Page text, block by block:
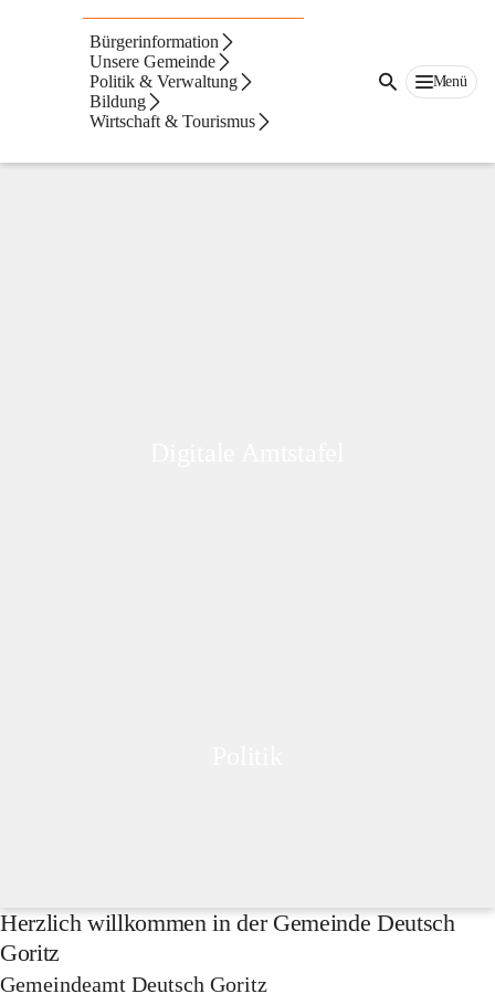
Bürgerinformation
Unsere Gemeinde
Politik & Verwaltung
Bildung
Wirtschaft & Tourismus
Menü
Herzlich willkommen in der Gemeinde Deutsch
Goritz
Gemeindeamt Deutsch Goritz